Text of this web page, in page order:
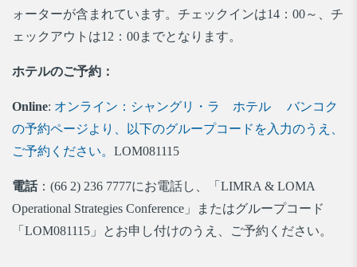
ォーターが含まれています。チェックインは14：00～、チ
ェックアウトは12：00までとなります。
ホテルのご予約：
Online: オンライン：シャングリ・ラ ホテル バンコク
の予約ページより、以下のグループコードを入力のうえ、
ご予約ください。 LOM081115
電話：(66 2) 236 7777にお電話し、「LIMRA & LOMA
Operational Strategies Conference」またはグループコード
「LOM081115」とお申し付けのうえ、ご予約ください。